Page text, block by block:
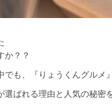
か？？
も、『りょうくんグルメ』
選ばれる理由と人気の秘密